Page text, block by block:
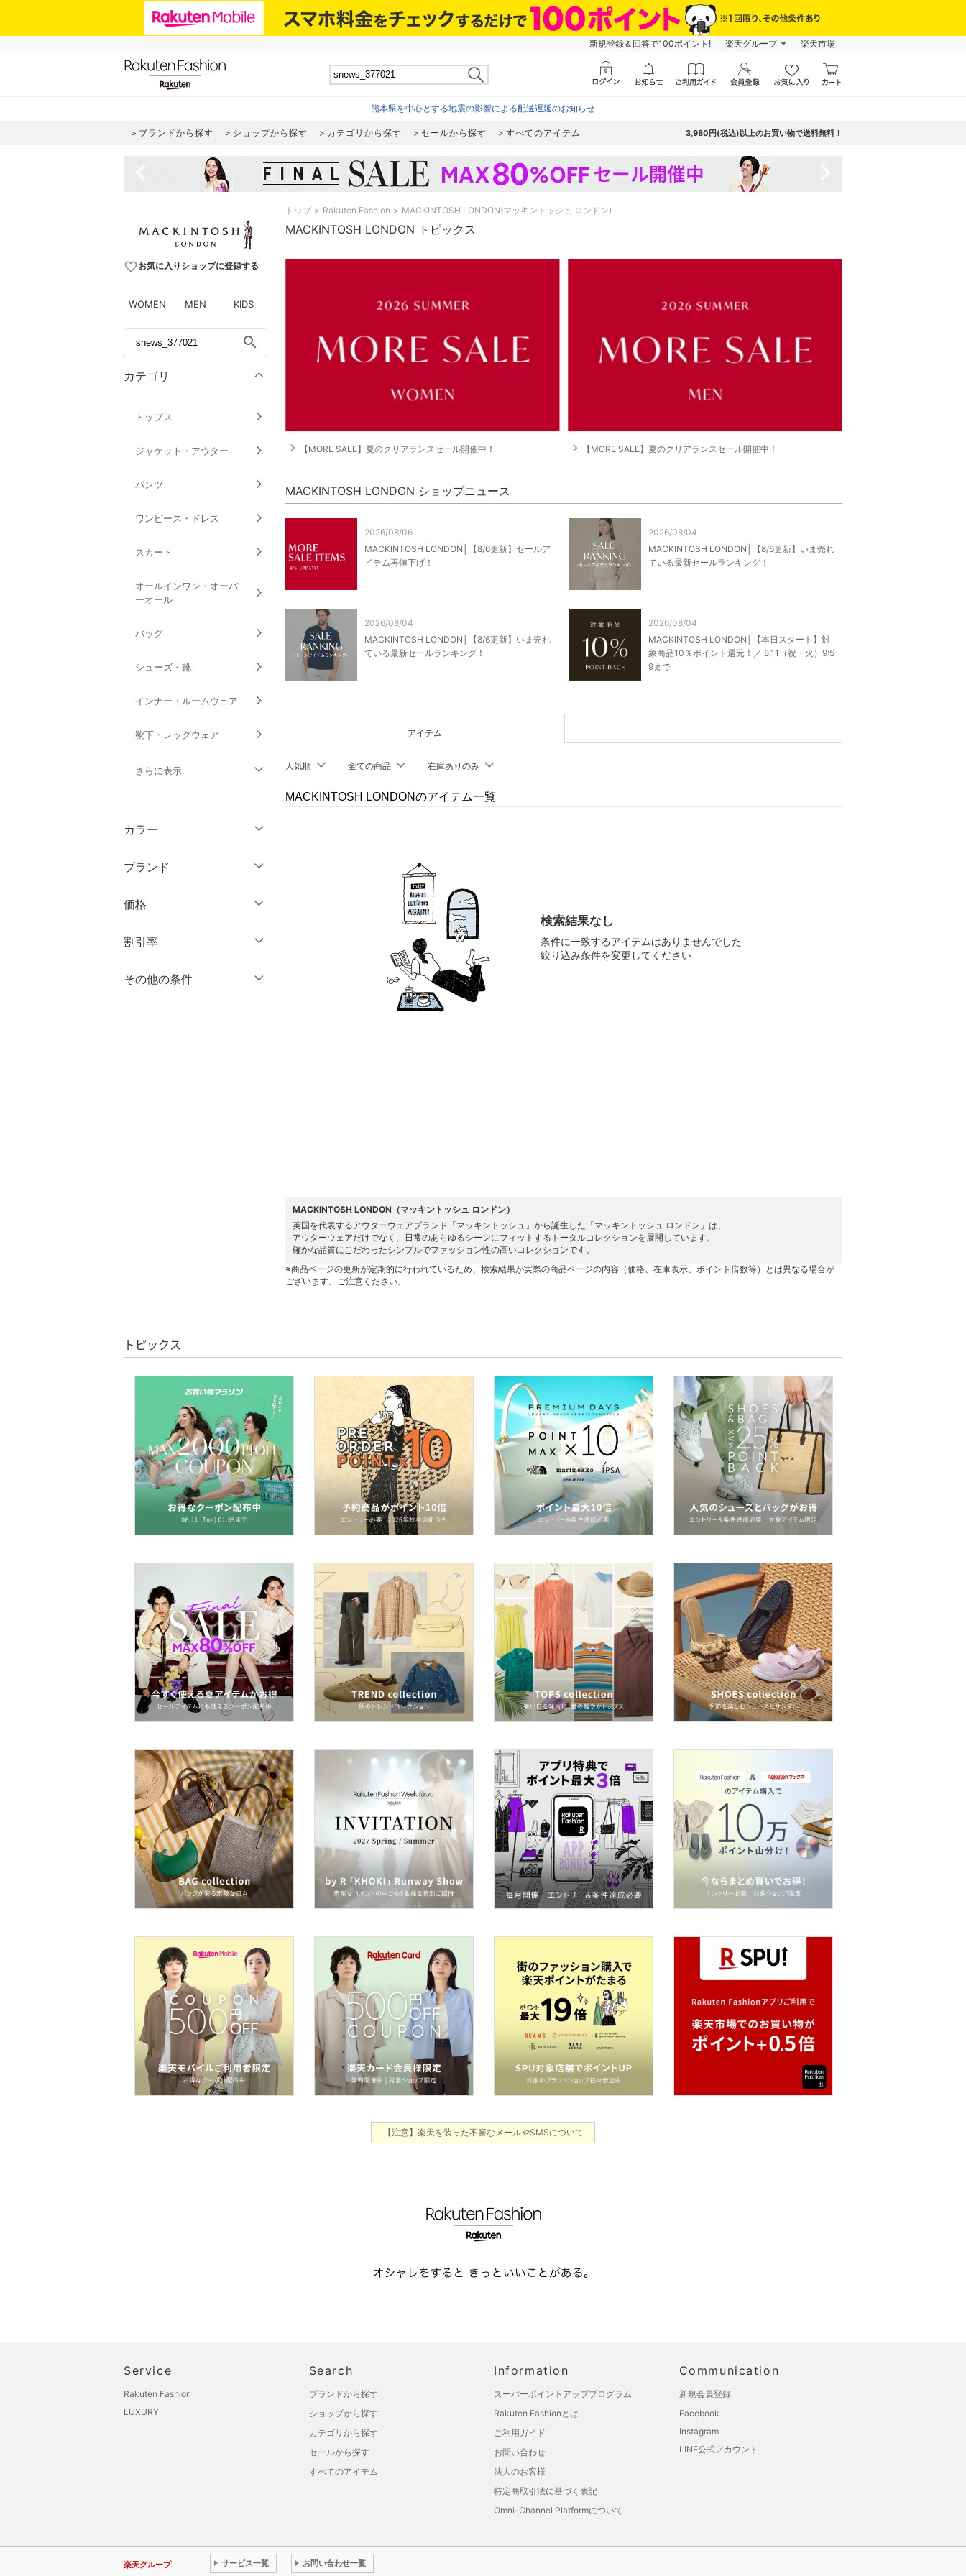
新規登録＆回答で100ポイント! 楽天グループ 楽天市場
熊本県を中心とする地震の影響による配送遅延のお知らせ
ブランドから探す ショップから探す カテゴリから探す セールから探す すべてのアイテム 3,980円(税込)以上のお買い物で送料無料！
favorite_borderお気に入りショップに登録する
WOMEN MEN KIDS
search
カテゴリ
トップス
ジャケット・アウター
パンツ
ワンピース・ドレス
スカート
オールインワン・オーバ
ーオール
バッグ
シューズ・靴
インナー・ルームウェア
靴下・レッグウェア
さらに表示
アクセサリー・腕時計
財布・ポーチ・ケース
帽子
ヘアアクセサリー
マタニティウェア・ベビ
ー用品
フレグランス
メイク道具・美容器具
コフレ・キット・セット
食器・調理器具・キッチ
ン用品
インテリア・生活雑貨
スマホグッズ・オーディ
オ機器
文房具
ペット用品
福袋・ギフト・その他
カラー
クリア
ブランド
価格
絞り込み
割引率
％OFF～ ％OFF
その他の条件
トップ Rakuten Fashion MACKINTOSH LONDON(マッキントッシュ ロンドン)
MACKINTOSH LONDON トピックス
navigate_next 【MORE SALE】夏のクリアランスセール開催中！ navigate_next 【MORE SALE】夏のクリアランスセール開催中！
MACKINTOSH LONDON ショップニュース
2026/08/06
MACKINTOSH LONDON│【8/6更新】セールア
イテム再値下げ！
2026/08/04
MACKINTOSH LONDON│【8/6更新】いま売れ
ている最新セールランキング！
2026/08/04
MACKINTOSH LONDON│【8/6更新】いま売れ
ている最新セールランキング！
2026/08/04
MACKINTOSH LONDON│【本日スタート】対
象商品10％ポイント還元！／ 8.11（祝・火）9:5
9まで
アイテム
人気順 全ての商品 在庫ありのみ
MACKINTOSH LONDONのアイテム一覧
検索結果なし
条件に一致するアイテムはありませんでした
絞り込み条件を変更してください
MACKINTOSH LONDON（マッキントッシュ ロンドン）
英国を代表するアウターウェアブランド「マッキントッシュ」から誕生した「マッキントッシュ ロンドン」は、
アウターウェアだけでなく、日常のあらゆるシーンにフィットするトータルコレクションを展開しています。
確かな品質にこだわったシンプルでファッション性の高いコレクションです。
※商品ページの更新が定期的に行われているため、検索結果が実際の商品ページの内容（価格、在庫表示、ポイント倍数等）とは異なる場合が
ございます。ご注意ください。
トピックス
【注意】楽天を装った不審なメールやSMSについて
Service
Rakuten Fashion
LUXURY
Search
ブランドから探す
ショップから探す
カテゴリから探す
セールから探す
すべてのアイテム
Information
スーパーポイントアッププログラム
Rakuten Fashionとは
ご利用ガイド
お問い合わせ
法人のお客様
特定商取引法に基づく表記
Omni-Channel Platformについて
Communication
新規会員登録
Facebook
Instagram
LINE公式アカウント
楽天グループ サービス一覧 お問い合わせ一覧